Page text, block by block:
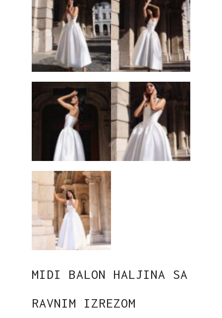
MIDI BALON HALJINA SA
RAVNIM IZREZOM